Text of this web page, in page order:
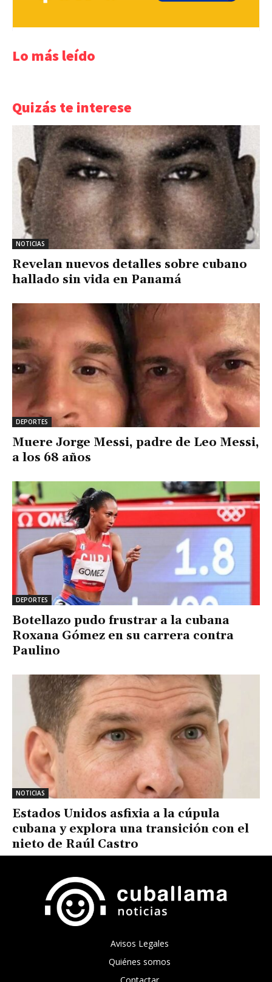
Lo más leído
Quizás te interese
NOTICIAS
Revelan nuevos detalles sobre cubano
hallado sin vida en Panamá
DEPORTES
Muere Jorge Messi, padre de Leo Messi,
a los 68 años
DEPORTES
Botellazo pudo frustrar a la cubana
Roxana Gómez en su carrera contra
Paulino
NOTICIAS
Estados Unidos asfixia a la cúpula
cubana y explora una transición con el
nieto de Raúl Castro
Avisos Legales
Quiénes somos